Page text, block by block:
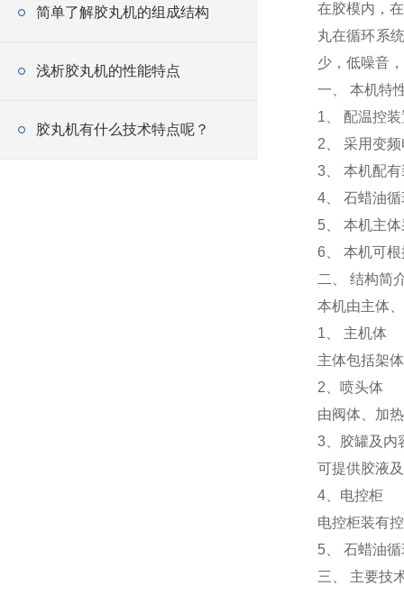
简单了解胶丸机的组成结构
浅析胶丸机的性能特点
胶丸机有什么技术特点呢？
在胶模内，
丸在循环系
少，低噪音
一、 本机特
1、 配温控
2、 采用变
3、 本机配
4、 石蜡油
5、 本机主
6、 本机可
二、 结构简
本机由主体
1、 主机体
主体包括架
2、喷头体
由阀体、加
3、胶罐及内
可提供胶液
4、电控柜
电控柜装有
5、 石蜡油
三、 主要技